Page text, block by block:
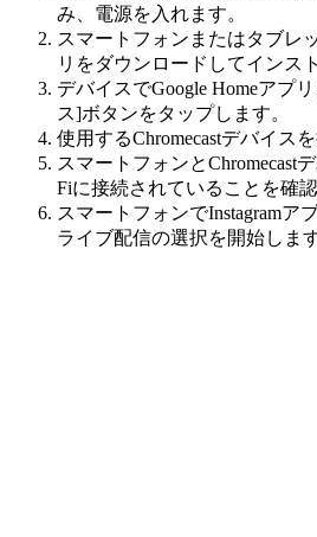
み、電源を入れます。
スマートフォンまたはタブレ
リをダウンロードしてインス
デバイスでGoogle Homeアプ
ス]ボタンをタップします。
使用するChromecastデバイス
スマートフォンとChromecast
Fiに接続されていることを確認
スマートフォンでInstagramア
ライブ配信の選択を開始します